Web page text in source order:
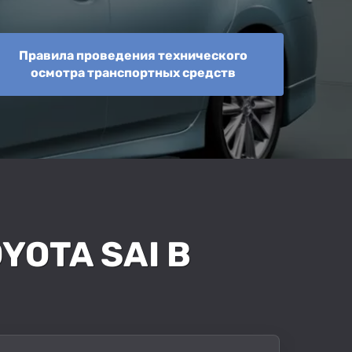
Правила проведения технического
осмотра транспортных средств
SAI В